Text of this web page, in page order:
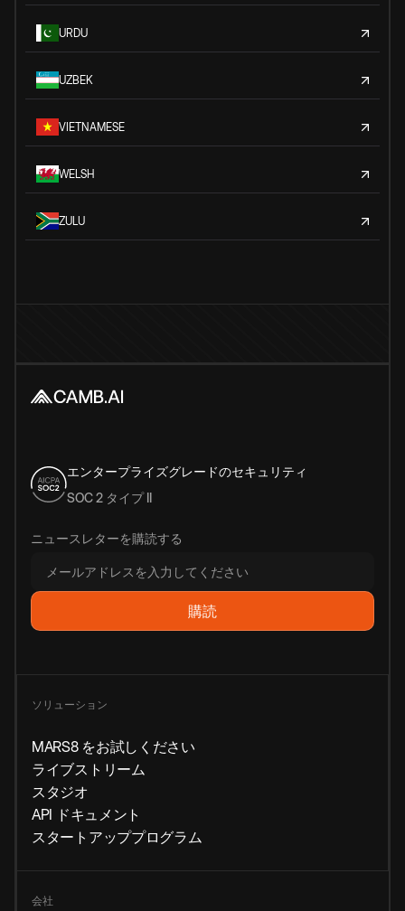
URDU
UZBEK
VIETNAMESE
WELSH
ZULU
エンタープライズグレードのセキュリティ
SOC 2 タイプ II
ニュースレターを購読する
ソリューション
MARS8 をお試しください
ライブストリーム
スタジオ
API ドキュメント
スタートアッププログラム
会社